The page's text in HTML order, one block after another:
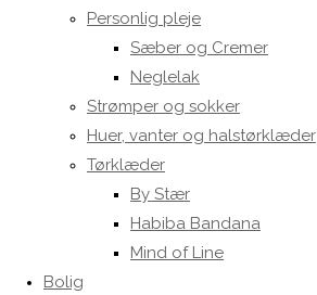
Personlig pleje
Sæber og Cremer
Neglelak
Strømper og sokker
Huer, vanter og halstørklæder
Tørklæder
By Stær
Habiba Bandana
Mind of Line
Bolig